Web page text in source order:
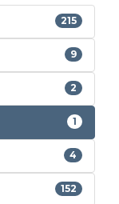
215
9
2
1
4
152